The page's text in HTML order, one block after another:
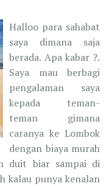
Halloo para sahabat
saya dimana saja
berada. Apa kabar ?.
Saya mau berbagi
pengalaman saya
kepada teman-
teman gimana
caranya ke Lombok
dengan biaya murah
duit biar sampai di
kalau punya kenalan